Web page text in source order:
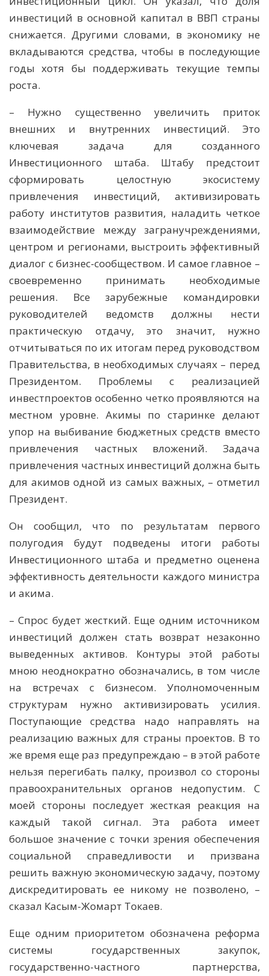
инвестиций в основной капитал в ВВП страны
снижается. Другими словами, в экономику не
вкладываются средства, чтобы в последующие
годы хотя бы поддерживать текущие темпы
роста.
– Нужно существенно увеличить приток
внешних и внутренних инвестиций. Это
ключевая задача для созданного
Инвестиционного штаба. Штабу предстоит
сформировать целостную экосистему
привлечения инвестиций, активизировать
работу институтов развития, наладить четкое
взаимодействие между загранучреждениями,
центром и регионами, выстроить эффективный
диалог с бизнес-сообществом. И самое главное –
своевременно принимать необходимые
решения. Все зарубежные командировки
руководителей ведомств должны нести
практическую отдачу, это значит, нужно
отчитываться по их итогам перед руководством
Правительства, в необходимых случаях – перед
Президентом. Проблемы с реализацией
инвестпроектов особенно четко проявляются на
местном уровне. Акимы по старинке делают
упор на выбивание бюджетных средств вместо
привлечения частных вложений. Задача
привлечения частных инвестиций должна быть
для акимов одной из самых важных, – отметил
Президент.
Он сообщил, что по результатам первого
полугодия будут подведены итоги работы
Инвестиционного штаба и предметно оценена
эффективность деятельности каждого министра
и акима.
– Спрос будет жесткий. Еще одним источником
инвестиций должен стать возврат незаконно
выведенных активов. Контуры этой работы
мною неоднократно обозначались, в том числе
на встречах с бизнесом. Уполномоченным
структурам нужно активизировать усилия.
Поступающие средства надо направлять на
реализацию важных для страны проектов. В то
же время еще раз предупреждаю – в этой работе
нельзя перегибать палку, произвол со стороны
правоохранительных органов недопустим. С
моей стороны последует жесткая реакция на
каждый такой сигнал. Эта работа имеет
большое значение с точки зрения обеспечения
социальной справедливости и призвана
решить важную экономическую задачу, поэтому
дискредитировать ее никому не позволено, –
сказал Касым-Жомарт Токаев.
Еще одним приоритетом обозначена реформа
системы государственных закупок,
государственно-частного партнерства,